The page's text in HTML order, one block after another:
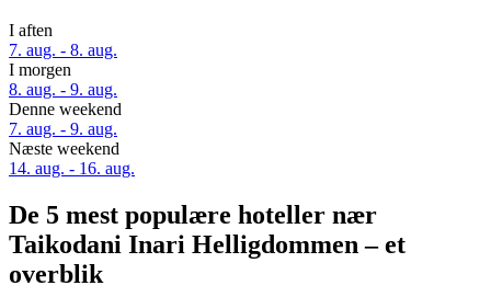
I aften
7. aug. - 8. aug.
I morgen
8. aug. - 9. aug.
Denne weekend
7. aug. - 9. aug.
Næste weekend
14. aug. - 16. aug.
De 5 mest populære hoteller nær
Taikodani Inari Helligdommen – et
overblik